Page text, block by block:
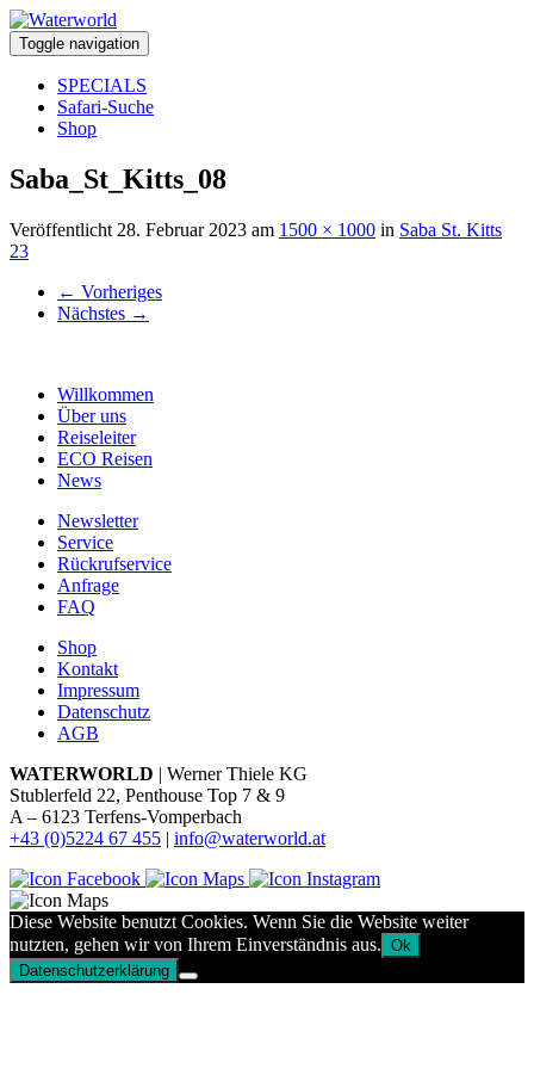
Toggle navigation
SPECIALS
Safari-Suche
Shop
Saba_St_Kitts_08
Veröffentlicht 28. Februar 2023 am 1500 × 1000 in Saba St. Kitts
23
← Vorheriges
Nächstes →
Willkommen
Über uns
Reiseleiter
ECO Reisen
News
Newsletter
Service
Rückrufservice
Anfrage
FAQ
Shop
Kontakt
Impressum
Datenschutz
AGB
WATERWORLD | Werner Thiele KG
Stublerfeld 22, Penthouse Top 7 & 9
A – 6123 Terfens-Vomperbach
+43 (0)5224 67 455 | info@waterworld.at
Diese Website benutzt Cookies. Wenn Sie die Website weiter
nutzten, gehen wir von Ihrem Einverständnis aus. Ok
Datenschutzerklärung